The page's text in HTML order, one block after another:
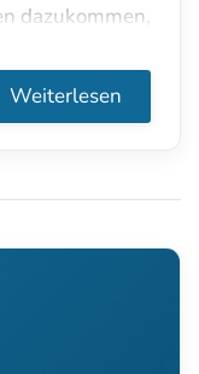
dazukommen,
unmöglich!
Weiterlesen